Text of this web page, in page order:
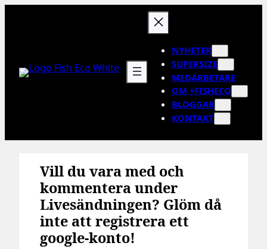
NYHETER
SUPERSIZE
MEDARBETARE
OM +FISHECO
BLOGGAR
KONTAKT
Vill du vara med och
kommentera under
Livesändningen? Glöm då
inte att registrera ett
google-konto!